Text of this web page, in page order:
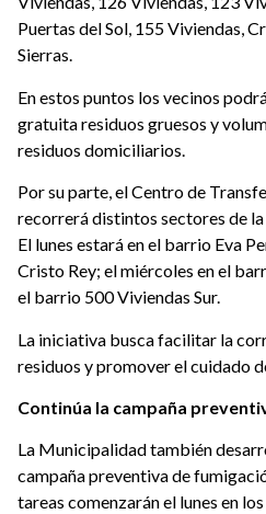
Puertas del Sol, 155 Viviendas,
Sierras.
En estos puntos los vecinos
gratuita residuos gruesos y
residuos domiciliarios.
Por su parte, el Centro de
recorrerá distintos sectores de
El lunes estará en el barrio Eva
Cristo Rey; el miércoles en el
el barrio 500 Viviendas Sur.
La iniciativa busca facilitar la
residuos y promover el cuidado
Continúa la campaña
La Municipalidad también
campaña preventiva de
tareas comenzarán el lunes en